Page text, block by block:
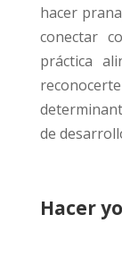
hacer
conectar
práctica
de
Hacer